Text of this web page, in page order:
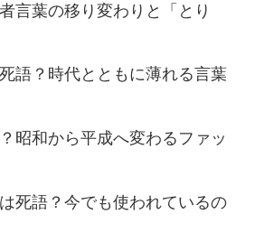
言葉の移り変わりと「とり
語？時代とともに薄れる言葉
昭和から平成へ変わるファッ
死語？今でも使われているの